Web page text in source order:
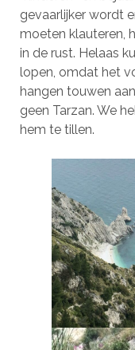
gevaarlijker wordt
moeten klauteren,
in de rust. Helaas
lopen, omdat het
hangen touwen
geen Tarzan. We
hem te tillen.